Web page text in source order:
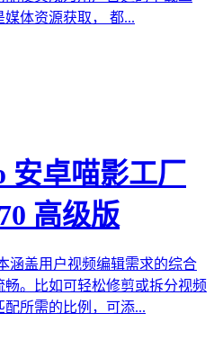
体资源获取， 都...
安卓喵影工厂
高级版
涵盖用户视频编辑需求的综合
。比如可轻松修剪或拆分视频
所需的比例，可添...